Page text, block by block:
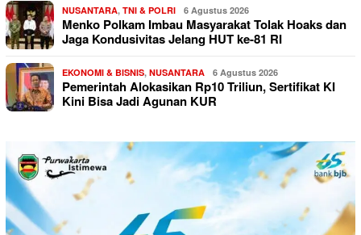
NUSANTARA, TNI & POLRI 6 Agustus 2026
Menko Polkam Imbau Masyarakat Tolak Hoaks dan
Jaga Kondusivitas Jelang HUT ke-81 RI
EKONOMI & BISNIS, NUSANTARA 6 Agustus 2026
Pemerintah Alokasikan Rp10 Triliun, Sertifikat KI
Kini Bisa Jadi Agunan KUR